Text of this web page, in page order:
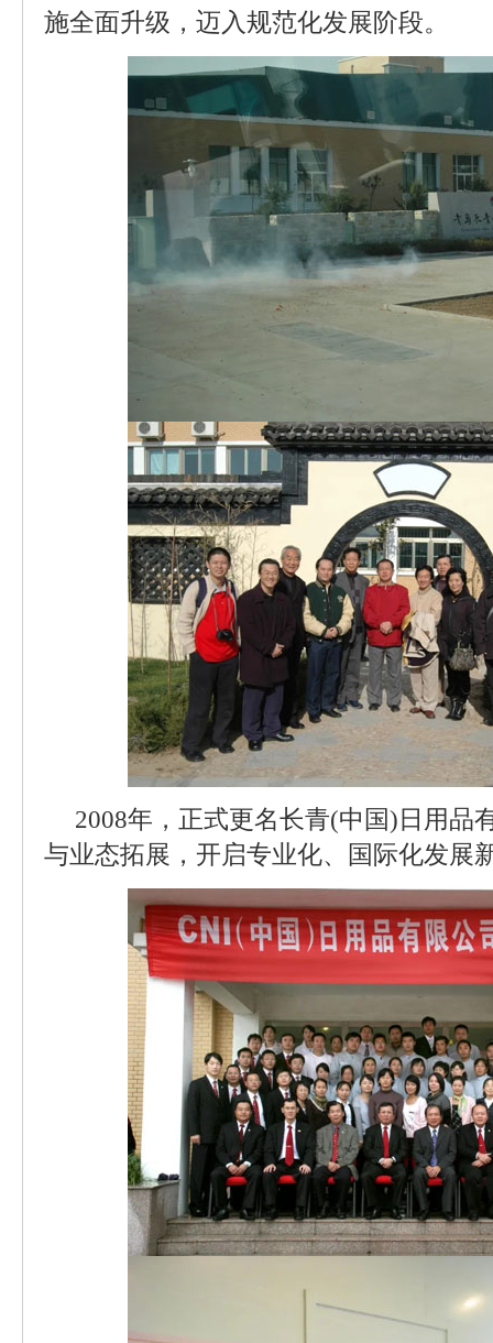
施全面升级，迈入规范化发展阶段。
2008年，正式更名长青(中国)日用品
与业态拓展，开启专业化、国际化发展